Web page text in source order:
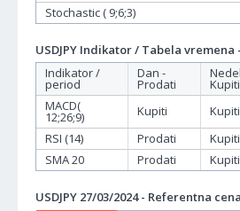
Stochastic ( 9;6;3)
USDJPY Indikator / Tabela vremena
Indikator /
period
Dan -
Prodati Kupiti
MACD(
12;26;9) Kupiti Kupiti
RSI (14)
Prodati Kupiti
SMA 20
Prodati Kupiti
USDJPY 27/03/2024 - Referentna